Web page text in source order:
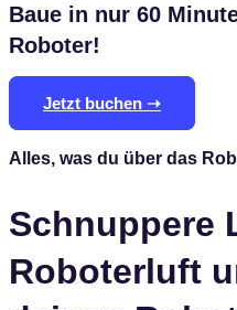
Baue in nur 60
Roboter!
Jetzt buchen ➝
Alles, was du über das
Schnuppere
Roboterluft